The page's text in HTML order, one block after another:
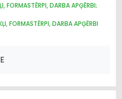
FORMASTĒRPI, DARBA APĢĒRBI;
FORMASTĒRPI, DARBA APĢĒRBI